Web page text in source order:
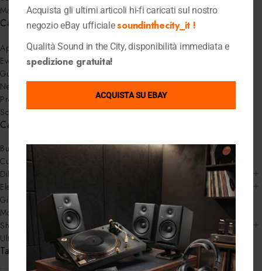
Maggio 2025
Categorie
Approfondimenti
Eventi
Guide
News
Prodotti di Tendenza
Sound in the city
Categorie
Bundle
Cuffie
Diffusori Audio
Elettroniche
Gift Card
Mobili & Stand
Shop
Ultimi Pezzi
Tags
Acquista gli ultimi articoli hi-fi caricati sul nostro
negozio eBay ufficialesoundinthecity_it !
Qualità Sound in the City, disponibilità immediata e
spedizione gratuita!
ACQUISTA SU EBAY